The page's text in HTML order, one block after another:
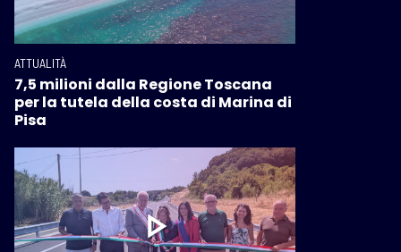
ATTUALITÀ
7,5 milioni dalla Regione Toscana
per la tutela della costa di Marina di
Pisa